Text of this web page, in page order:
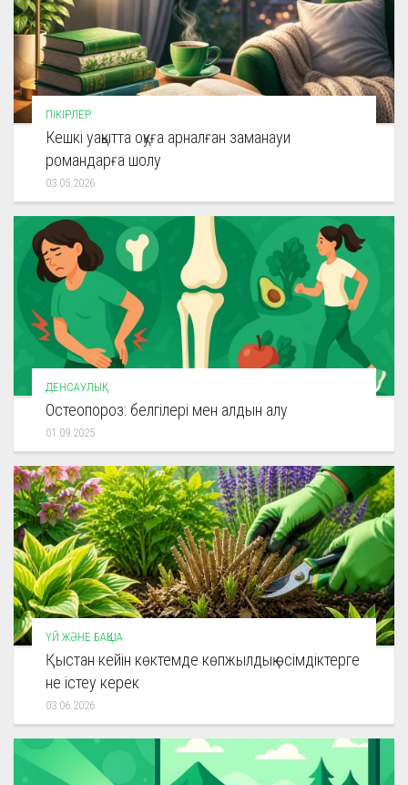
ПІКІРЛЕР
Кешкі уақытта оқуға арналған заманауи
романдарға шолу
03.05.2026
ДЕНСАУЛЫҚ
Остеопороз: белгілері мен алдын алу
01.09.2025
ҮЙ ЖӘНЕ БАҚША
Қыстан кейін көктемде көпжылдық өсімдіктерге
не істеу керек
03.06.2026